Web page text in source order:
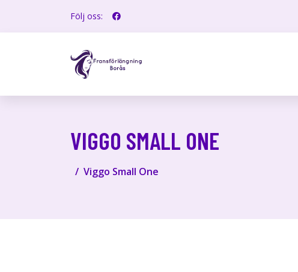
Följ oss:
VIGGO SMALL ONE
Viggo Small One